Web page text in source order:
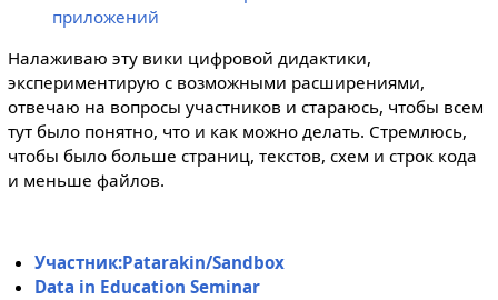
приложений
Налаживаю эту вики цифровой дидактики,
экспериментирую с возможными расширениями,
отвечаю на вопросы участников и стараюсь, чтобы всем
тут было понятно, что и как можно делать. Стремлюсь,
чтобы было больше страниц, текстов, схем и строк кода
и меньше файлов.
Участник:Patarakin/Sandbox
Data in Education Seminar